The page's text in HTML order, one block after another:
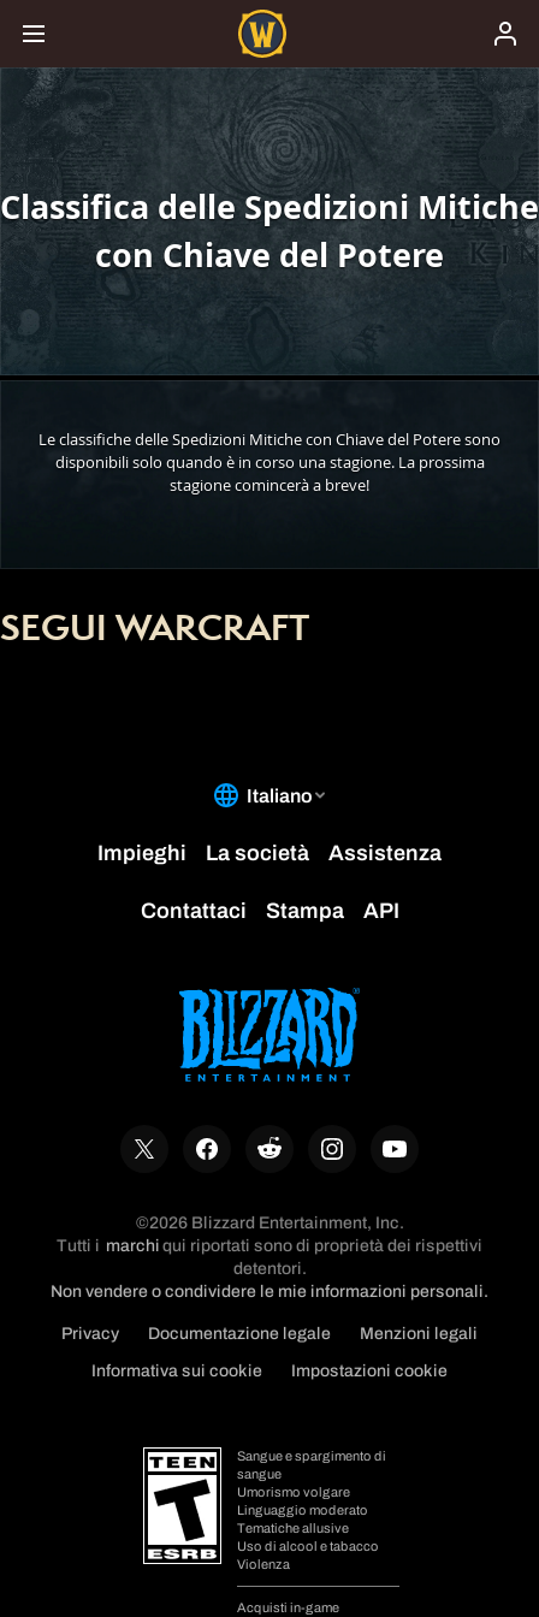
Classifica delle Spedizioni Mitiche
con Chiave del Potere
Le classifiche delle Spedizioni Mitiche con Chiave del Potere sono
disponibili solo quando è in corso una stagione. La prossima
stagione comincerà a breve!
SEGUI WARCRAFT